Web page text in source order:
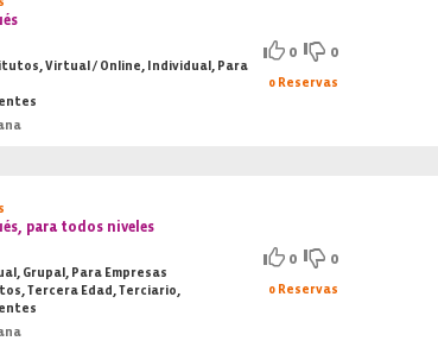
Virtual / Online, Individual, Para
0 0
0 Reservas
para todos niveles
Grupal, Para Empresas
Tercera Edad, Terciario,
0 0
0 Reservas